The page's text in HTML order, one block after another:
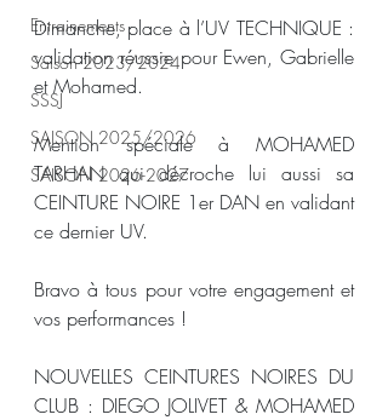
Entrainements
Saison 2023/2024
SSSJ
SAISON 2025/2026
SAISON 2026-2027
Dimanche, place à l’UV TECHNIQUE :
validation réussie pour Ewen, Gabrielle
et Mohamed.
Mention spéciale à MOHAMED
TARHAN qui décroche lui aussi sa
CEINTURE NOIRE 1er DAN en validant
ce dernier UV.
Bravo à tous pour votre engagement et
vos performances !
NOUVELLES CEINTURES NOIRES DU
CLUB : DIEGO JOLIVET & MOHAMED